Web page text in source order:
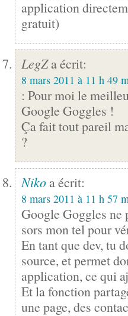
application
gratuit)
LegZa écrit:
8 mars 2011 à 11 h 49
: Pour moi le
Google Goggles !
Ça fait tout pareil
?
Niko a écrit:
8 mars 2011 à 11 h 57
Google Goggles ne
sors mon tel pour
En tant que dev, tu
source, et permet
application, ce qui
Et la fonction
une page, des